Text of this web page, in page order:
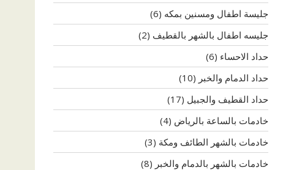
جليسة اطفال ومسنين بمكه (6)
جليسه اطفال بالشهر بالقطيف (2)
حداد الاحساء (6)
حداد الدمام والخبر (10)
حداد القطيف والجبيل (17)
خادمات بالساعة بالرياض (4)
خادمات بالشهر الطائف ومكة (3)
خادمات بالشهر بالدمام والخبر (8)